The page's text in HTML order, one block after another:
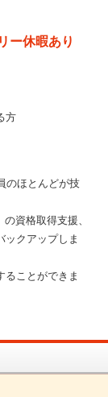
ー休暇あり
方
のほとんどが技
資格取得支援、
ックアップしま
ることができま